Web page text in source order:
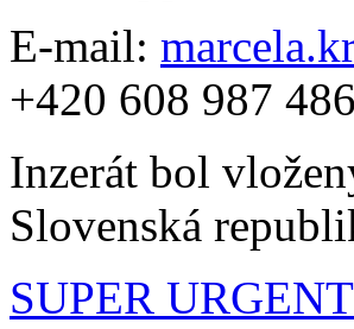
E-mail:
+420 608 987 486
Inzerát bol
Slovenská
SUPER